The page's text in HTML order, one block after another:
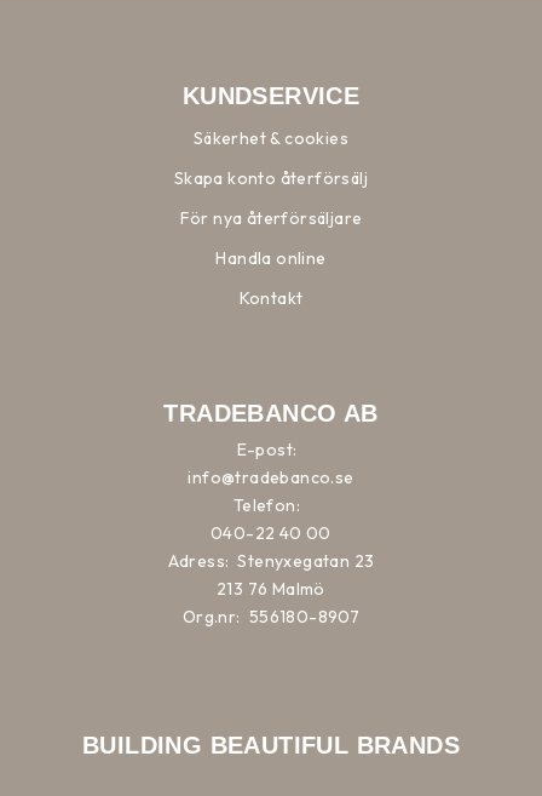
TRADEBANCO AB
E-post:
info@tradebanco.se
Telefon:
040-22 40 00
Adress: Stenyxegatan 23
213 76 Malmö
Org.nr: 556180-8907
KUNDSERVICE
Säkerhet & cookies
Skapa konto återförsälj
För nya återförsäljare
Handla online
Kontakt
BUILDING BEAUTIFUL BRANDS